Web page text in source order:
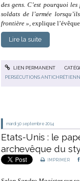
des gens. C’est pourquoi
soldats de l’armée
frontière », explique
Lire la suite
LIEN PERMANENT
PERSÉCUTIONS
mardi 30 septembre 2014
Etats-Unis : le
archevêque du
IMPRIMER